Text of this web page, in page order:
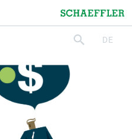
Schaeffler
suchenDE